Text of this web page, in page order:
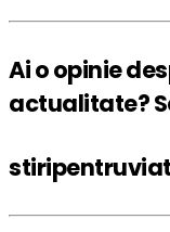
Ai o opinie
actualitate?